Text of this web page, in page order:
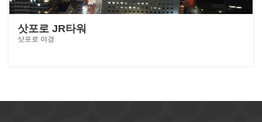
삿포로 JR타워
삿포로 야경